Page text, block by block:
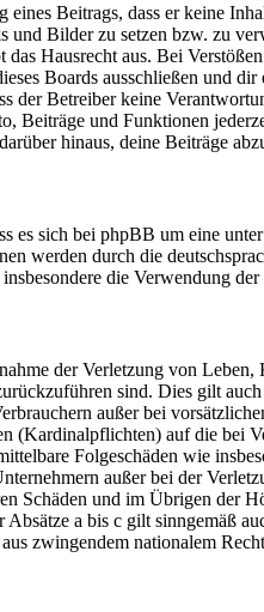
Beitrags, dass er keine
und Bilder zu setzen bzw. zu
das Hausrecht aus. Bei
Boards ausschließen und
der Betreiber keine
Beiträge und Funktionen
hinaus, deine Beiträge
es sich bei phpBB um eine
werden durch die
die Verwendung
der Verletzung von
sind. Dies gilt
außer bei
(Kardinalpflichten) auf die bei
Folgeschäden wie
außer bei der
Schäden und im Übrigen der
a bis c gilt sinngemäß
zwingendem nationalem